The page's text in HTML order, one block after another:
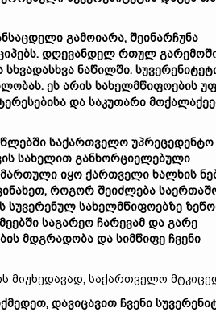
გამოიარა, შეინარჩუნა
. დღევანდელ რთულ
სხვადასხვა ნაწილში.
. ეს არის სახელმწიფოების
და საკუთარი
წლებში საქართველო უპრეცედენტო
სახელით განხორციელებული
იყო ქართველი ხალხის
, როგორ შეიძლება
სუვერენულ სახელმწიფოებზე
საგარეო ჩარევამ და გარე
მდგრადობა და სიმწიფე ჩვენი
მიუხედავად, საქართველო
, დავიცავით ჩვენი